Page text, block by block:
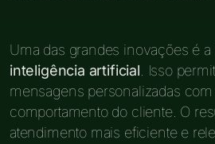
Uma das grandes inovações é
inteligência artificial . Isso
mensagens personalizadas
comportamento do cliente. O
atendimento mais eficiente e